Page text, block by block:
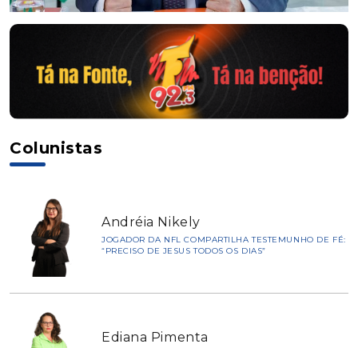
Colunistas
Andréia Nikely
JOGADOR DA NFL COMPARTILHA TESTEMUNHO DE FÉ:
“PRECISO DE JESUS TODOS OS DIAS”
Ediana Pimenta